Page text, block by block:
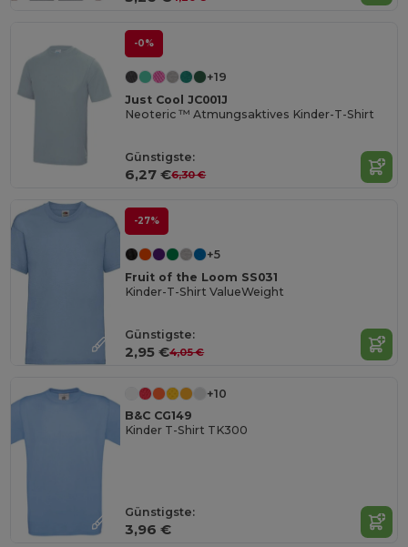
-0%
+19
Just Cool JC001J
Neoteric ™ Atmungsaktives Kinder-T-Shirt
Günstigste:
6,27 €6,30 €
-27%
+5
Fruit of the Loom SS031
Kinder-T-Shirt ValueWeight
Günstigste:
2,95 €4,05 €
+10
B&C CG149
Kinder T-Shirt TK300
Günstigste:
3,96 €